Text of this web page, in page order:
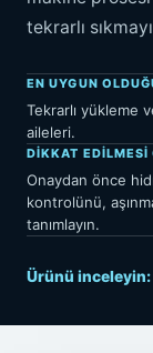
tekrarlı
EN UYGUN
Tekrarlı yükleme
aileleri.
DIKKAT EDILMESI
Onaydan önce
kontrolünü,
tanımlayın.
Ürünü